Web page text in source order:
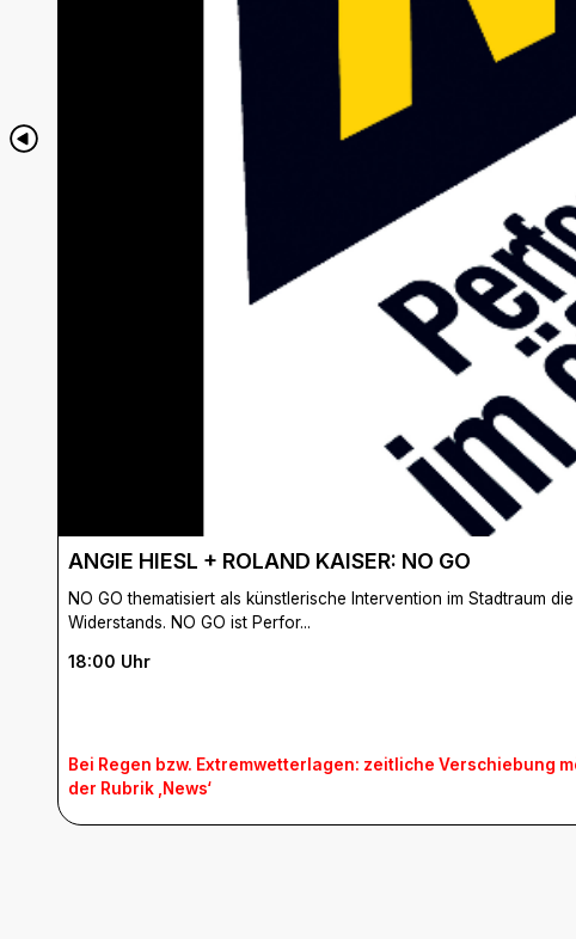
ANGIE HIESL + ROLAND KAISER: NO GO
NO GO thematisiert als künstlerische Intervention im Stadtraum
Widerstands. NO GO ist Perfor...
18:00 Uhr
Bei Regen bzw. Extremwetterlagen: zeitliche
der Rubrik ‚News‘